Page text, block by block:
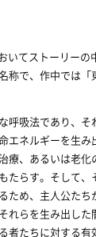
いてストーリーの
称で、作中では
呼吸法であり、
エネルギーを生み
療、あるいは老
たらす。そして
ため、主人公た
れらを生み出し
者たちに対する有